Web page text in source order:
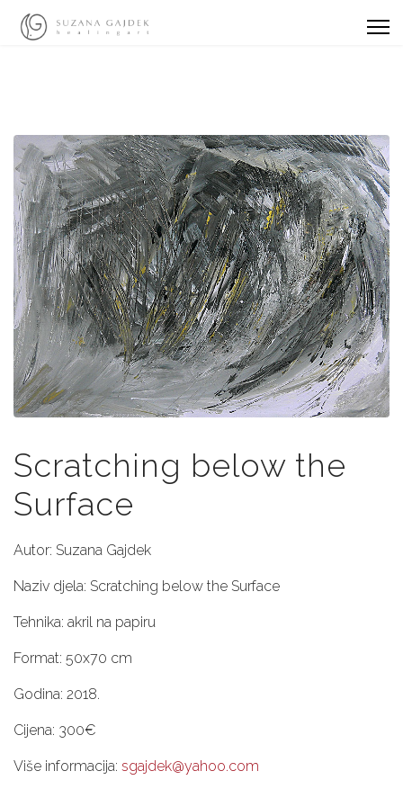
Scratching below the
Surface
Autor: Suzana Gajdek
Naziv djela: Scratching below the Surface
Tehnika: akril na papiru
Format: 50x70 cm
Godina: 2018.
Cijena: 300€
Više informacija: sgajdek@yahoo.com